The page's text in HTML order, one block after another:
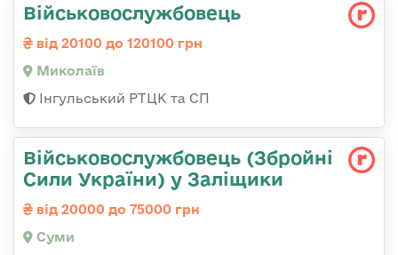
Військовослужбовець
від 20100 до 120100 грн
Миколаїв
Інгульський РТЦК та СП
Військовослужбовець (Збройні
Сили України) у Заліщики
від 20000 до 75000 грн
Суми